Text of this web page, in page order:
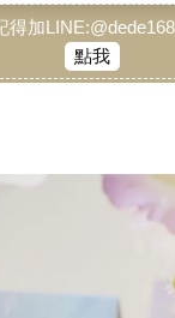
得加
點我
購物車目前還
繼續購物